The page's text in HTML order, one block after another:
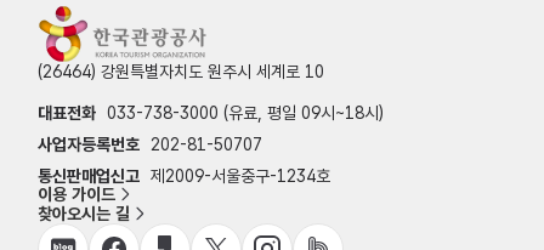
(26464) 강원특별자치도 원주시 세계로 10
대표전화 033-738-3000 (유료, 평일 09시~18시)
사업자등록번호
202-81-50707
통신판매업신고 제2009-서울중구-1234호
이용 가이드
찾아오시는 길